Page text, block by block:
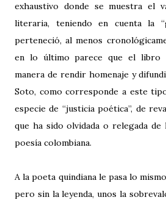
exhaustivo donde se muestra el
literaria, teniendo en cuenta la
perteneció, al menos
en lo último parece que el libro
manera de rendir homenaje y
Soto, como corresponde a este
especie de “justicia poética”, de
que ha sido olvidada o relegada
poesía colombiana.
A la poeta quindiana le pasa lo
pero sin la leyenda, unos la